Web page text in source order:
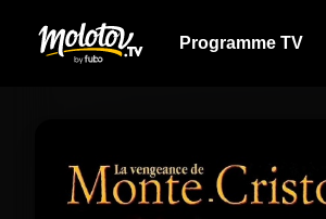
Programme TV